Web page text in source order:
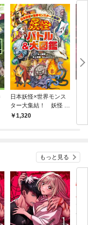
日本妖怪×世界モンス
ター大集結！ 妖怪 バ
トル＆大図鑑
1,320
もっと見る